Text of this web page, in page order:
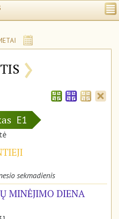
›
E1
sekmadienis
MINĖJIMO DIENA